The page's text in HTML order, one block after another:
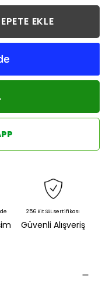
EKLE
256 Bit SSL sertifikası
Güvenli Alışveriş